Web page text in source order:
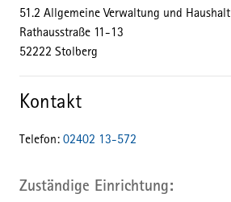
51.2 Allgemeine Verwaltung und Haushalt
Rathausstraße 11-13
52222 Stolberg
Kontakt
Telefon: 02402 13-572
Zuständige Einrichtung